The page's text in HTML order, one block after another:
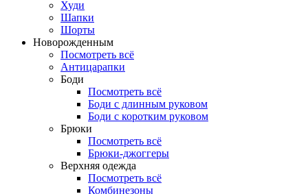
Худи
Шапки
Шорты
Новорожденным
Посмотреть всё
Антицарапки
Боди
Посмотреть всё
Боди с длинным руковом
Боди с коротким руковом
Брюки
Посмотреть всё
Брюки-джоггеры
Верхняя одежда
Посмотреть всё
Комбинезоны